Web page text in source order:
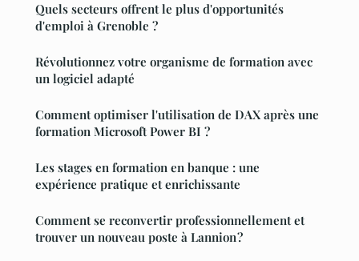
Quels secteurs offrent le plus d'opportunités
d'emploi à Grenoble ?
Révolutionnez votre organisme de formation avec
un logiciel adapté
Comment optimiser l'utilisation de DAX après une
formation Microsoft Power BI ?
Les stages en formation en banque : une
expérience pratique et enrichissante
Comment se reconvertir professionnellement et
trouver un nouveau poste à Lannion ?